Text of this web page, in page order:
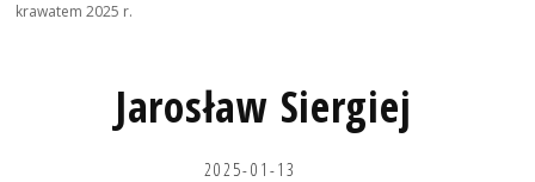
krawatem 2025 r.
Jarosław Siergiej
2025-01-13